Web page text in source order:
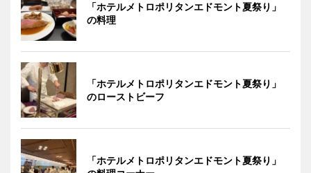
「ホテルメトロポリタンエドモント夏祭り」
の料理
「ホテルメトロポリタンエドモント夏祭り」
のローストビーフ
「ホテルメトロポリタンエドモント夏祭り」